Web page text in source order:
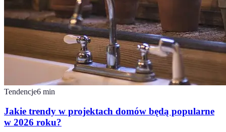
Tendencje6 min
Jakie trendy w projektach domów będą popularne
w 2026 roku?